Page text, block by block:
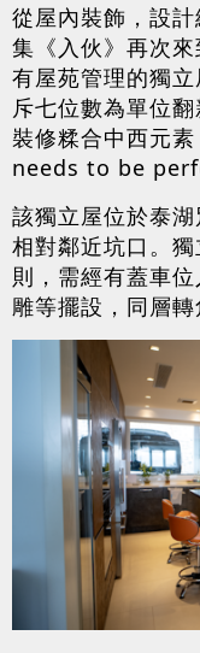
從屋內裝飾，設
集《入伙》再次
有屋苑管理的獨
斥七位數為單位
裝修糅合中西元
needs to be
該獨立屋位於泰
相對鄰近坑口。
則，需經有蓋車
雕等擺設，同層轉